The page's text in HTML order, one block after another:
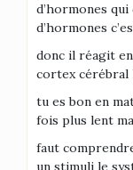
d’hormones
d’hormones
donc il réagit
cortex cérébral
tu es bon en
fois plus lent
faut
un stimuli le